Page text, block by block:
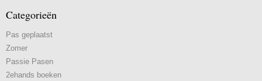
Categorieën
Pas geplaatst
Zomer
Passie Pasen
2ehands boeken